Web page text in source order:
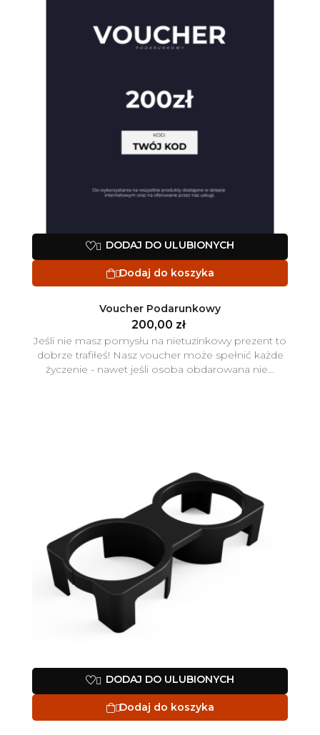
 DODAJ DO ULUBIONYCH
Dodaj do koszyka
Voucher Podarunkowy
200,00 zł
Jeśli nie masz pomysłu na nietuzinkowy prezent to
dobrze trafiłeś! Nasz voucher może spełnić każde
życzenie - nawet jeśli osoba obdarowana nie...
 DODAJ DO ULUBIONYCH
Dodaj do koszyka